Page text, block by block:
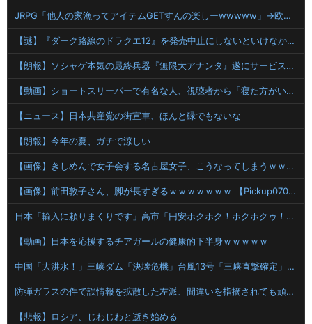
JRPG「他人の家漁ってアイテムGETすんの楽しーwwwww」→欧米で馬鹿にされてしまう
【謎】『ダーク路線のドラクエ12』を発売中止にしないといけなかった理由ってガチでなに？とりあえすだせばいいやん
【朗報】ソシャゲ本気の最終兵器『無限大アナンタ』遂にサービス開始へwwww
【動画】ショートスリーパーで有名な人、視聴者から「寝た方がいい」と言われブチギレ
【ニュース】日本共産党の街宣車、ほんと碌でもないな
【朗報】今年の夏、ガチで涼しい
【画像】きしめんで女子会する名古屋女子、こうなってしまうｗｗｗｗ
【画像】前田敦子さん、脚が長すぎるｗｗｗｗｗｗｗ 【Pickup07091615】
日本「輸入に頼りまくりです」高市「円安ホクホク！ホクホクゥ！」←
【動画】日本を応援するチアガールの健康的下半身ｗｗｗｗｗ
中国「大洪水！」三峡ダム「決壊危機」台風13号「三峡直撃確定」日本「最も強い勢力で接近！（伊勢湾台風級」台風13号と15号「中国本土でぶつかり合う（前代未聞」→
防弾ガラスの件で誤情報を拡散した左派、間違いを指摘されても頑として認めなかった結果……
【悲報】ロシア、じわじわと逝き始める